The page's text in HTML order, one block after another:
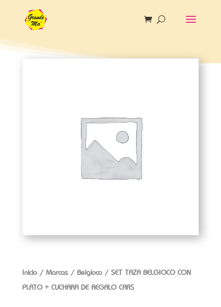
Inicio/ Marcas/ Belgioco/ SET TAZA BELGIOCO CON
PLATO + CUCHARA DE REGALO CARS